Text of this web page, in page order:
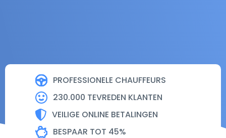
PROFESSIONELE CHAUFFEURS
230.000 TEVREDEN KLANTEN
VEILIGE ONLINE BETALINGEN
BESPAAR TOT 45%